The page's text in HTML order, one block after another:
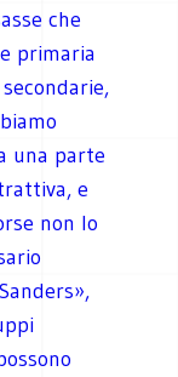
che
primaria
una parte
e
non lo